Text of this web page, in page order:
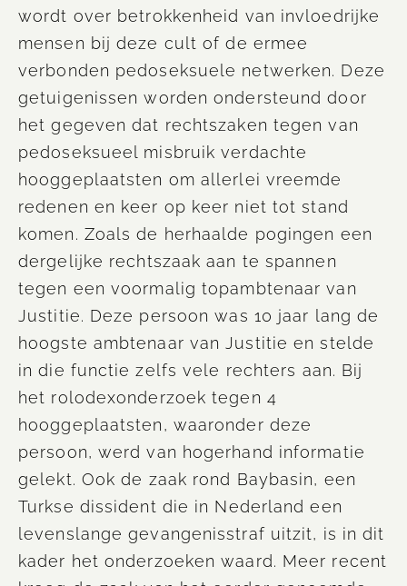
wordt over betrokkenheid van invloedrijke
mensen bij deze cult of de ermee
verbonden pedoseksuele netwerken. Deze
getuigenissen worden ondersteund door
het gegeven dat rechtszaken tegen van
pedoseksueel misbruik verdachte
hooggeplaatsten om allerlei vreemde
redenen en keer op keer niet tot stand
komen. Zoals de herhaalde pogingen een
dergelijke rechtszaak aan te spannen
tegen een voormalig topambtenaar van
Justitie. Deze persoon was 10 jaar lang de
hoogste ambtenaar van Justitie en stelde
in die functie zelfs vele rechters aan. Bij
het rolodexonderzoek tegen 4
hooggeplaatsten, waaronder deze
persoon, werd van hogerhand informatie
gelekt. Ook de zaak rond Baybasin, een
Turkse dissident die in Nederland een
levenslange gevangenisstraf uitzit, is in dit
kader het onderzoeken waard. Meer recent